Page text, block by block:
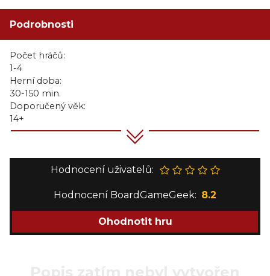
Podrobnosti
Počet hráčů:
1-4
Herní doba:
30-150 min.
Doporučený věk:
14+
Hodnocení uživatelů:
Hodnocení BoardGameGeek: 8.2
Ohodnotit hru